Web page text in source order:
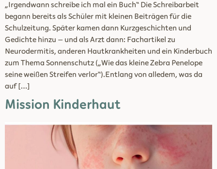
„Irgendwann schreibe ich mal ein Buch“ Die Schreibarbeit
begann bereits als Schüler mit kleinen Beiträgen für die
Schulzeitung. Später kamen dann Kurzgeschichten und
Gedichte hinzu – und als Arzt dann: Fachartikel zu
Neurodermitis, anderen Hautkrankheiten und ein Kinderbuch
zum Thema Sonnenschutz („Wie das kleine Zebra Penelope
seine weißen Streifen verlor“).Entlang von alledem, was da
auf […]
Mission Kinderhaut